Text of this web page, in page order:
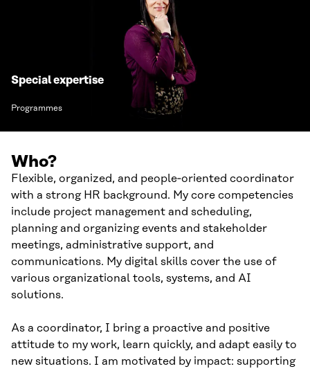
Special expertise
Programmes
Who?
Flexible, organized, and people‑oriented coordinator
with a strong HR background. My core competencies
include project management and scheduling,
planning and organizing events and stakeholder
meetings, administrative support, and
communications. My digital skills cover the use of
various organizational tools, systems, and AI
solutions.
As a coordinator, I bring a proactive and positive
attitude to my work, learn quickly, and adapt easily to
new situations. I am motivated by impact: supporting